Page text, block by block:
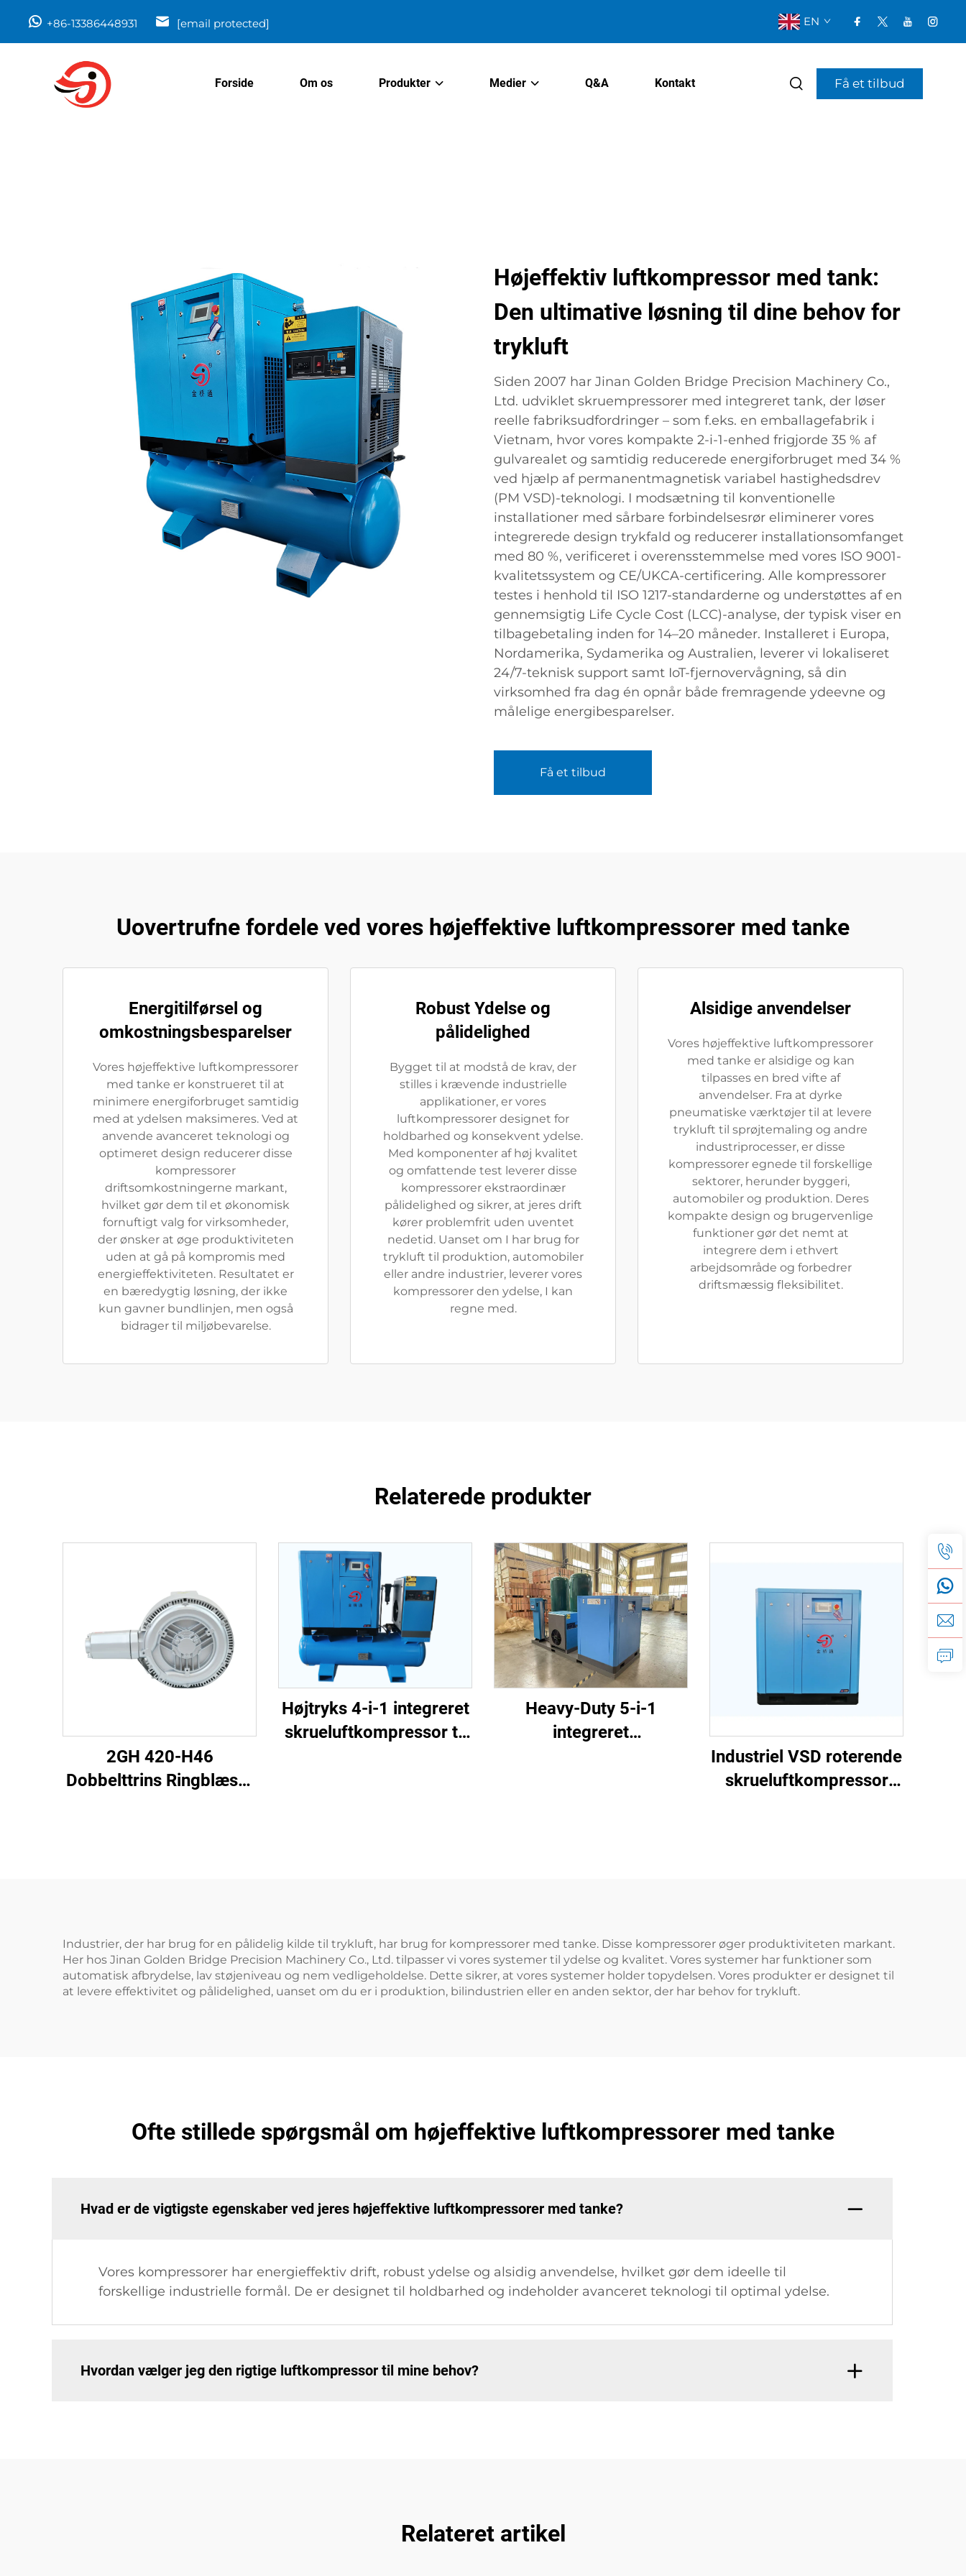
+86-13386448931 [email protected] EN
Forside Om os Produkter Medier Q&A Kontakt Få et tilbud
Højeffektiv luftkompressor med tank:
Den ultimative løsning til dine behov for
trykluft
Siden 2007 har Jinan Golden Bridge Precision Machinery Co.,
Ltd. udviklet skruempressorer med integreret tank, der løser
reelle fabriksudfordringer – som f.eks. en emballagefabrik i
Vietnam, hvor vores kompakte 2-i-1-enhed frigjorde 35 % af
gulvarealet og samtidig reducerede energiforbruget med 34 %
ved hjælp af permanentmagnetisk variabel hastighedsdrev
(PM VSD)-teknologi. I modsætning til konventionelle
installationer med sårbare forbindelsesrør eliminerer vores
integrerede design trykfald og reducerer installationsomfanget
med 80 %, verificeret i overensstemmelse med vores ISO 9001-
kvalitetssystem og CE/UKCA-certificering. Alle kompressorer
testes i henhold til ISO 1217-standarderne og understøttes af en
gennemsigtig Life Cycle Cost (LCC)-analyse, der typisk viser en
tilbagebetaling inden for 14–20 måneder. Installeret i Europa,
Nordamerika, Sydamerika og Australien, leverer vi lokaliseret
24/7-teknisk support samt IoT-fjernovervågning, så din
virksomhed fra dag én opnår både fremragende ydeevne og
målelige energibesparelser.
Få et tilbud
Uovertrufne fordele ved vores højeffektive luftkompressorer med tanke
Energitilførsel og
omkostningsbesparelser
Vores højeffektive luftkompressorer
med tanke er konstrueret til at
minimere energiforbruget samtidig
med at ydelsen maksimeres. Ved at
anvende avanceret teknologi og
optimeret design reducerer disse
kompressorer
driftsomkostningerne markant,
hvilket gør dem til et økonomisk
fornuftigt valg for virksomheder,
der ønsker at øge produktiviteten
uden at gå på kompromis med
energieffektiviteten. Resultatet er
en bæredygtig løsning, der ikke
kun gavner bundlinjen, men også
bidrager til miljøbevarelse.
Robust Ydelse og
pålidelighed
Bygget til at modstå de krav, der
stilles i krævende industrielle
applikationer, er vores
luftkompressorer designet for
holdbarhed og konsekvent ydelse.
Med komponenter af høj kvalitet
og omfattende test leverer disse
kompressorer ekstraordinær
pålidelighed og sikrer, at jeres drift
kører problemfrit uden uventet
nedetid. Uanset om I har brug for
trykluft til produktion, automobiler
eller andre industrier, leverer vores
kompressorer den ydelse, I kan
regne med.
Alsidige anvendelser
Vores højeffektive luftkompressorer
med tanke er alsidige og kan
tilpasses en bred vifte af
anvendelser. Fra at dyrke
pneumatiske værktøjer til at levere
trykluft til sprøjtemaling og andre
industriprocesser, er disse
kompressorer egnede til forskellige
sektorer, herunder byggeri,
automobiler og produktion. Deres
kompakte design og brugervenlige
funktioner gør det nemt at
integrere dem i ethvert
arbejdsområde og forbedrer
driftsmæssig fleksibilitet.
Relaterede produkter
2GH 420-H46
Dobbelttrins Ringblæser
Højtryks 4-i-1 integreret
skrueluftkompressor til
Heavy-Duty 5-i-1
integreret
Industriel VSD roterende
skrueluftkompressor
Industrier, der har brug for en pålidelig kilde til trykluft, har brug for kompressorer med tanke. Disse kompressorer øger produktiviteten markant.
Her hos Jinan Golden Bridge Precision Machinery Co., Ltd. tilpasser vi vores systemer til ydelse og kvalitet. Vores systemer har funktioner som
automatisk afbrydelse, lav støjeniveau og nem vedligeholdelse. Dette sikrer, at vores systemer holder topydelsen. Vores produkter er designet til
at levere effektivitet og pålidelighed, uanset om du er i produktion, bilindustrien eller en anden sektor, der har behov for trykluft.
Ofte stillede spørgsmål om højeffektive luftkompressorer med tanke
Hvad er de vigtigste egenskaber ved jeres højeffektive luftkompressorer med tanke?
Vores kompressorer har energieffektiv drift, robust ydelse og alsidig anvendelse, hvilket gør dem ideelle til
forskellige industrielle formål. De er designet til holdbarhed og indeholder avanceret teknologi til optimal ydelse.
Hvordan vælger jeg den rigtige luftkompressor til mine behov?
Relateret artikel